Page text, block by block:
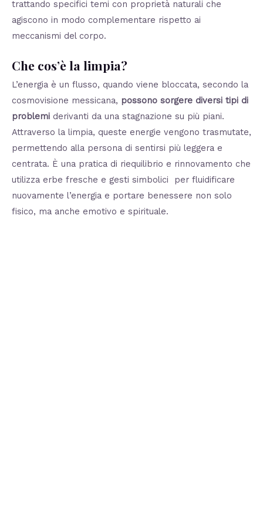
trattando specifici temi con proprietà naturali che
agiscono in modo complementare rispetto ai
meccanismi del corpo.
Che cos’è la limpia?
L’energia è un flusso, quando viene bloccata, secondo la
cosmovisione messicana, possono sorgere diversi tipi di
problemi derivanti da una stagnazione su più piani.
Attraverso la limpia, queste energie vengono trasmutate,
permettendo alla persona di sentirsi più leggera e
centrata. È una pratica di riequilibrio e rinnovamento che
utilizza erbe fresche e gesti simbolici per fluidificare
nuovamente l’energia e portare benessere non solo
fisico, ma anche emotivo e spirituale.